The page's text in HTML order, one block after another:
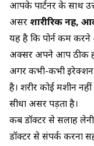
आपके पार्टनर के साथ
असर शारीरिक नहीं,
यह है कि पोर्न कम करने
अक्सर अपने आप ठीक
अगर कभी-कभी इरेक्शन
है। शरीर कोई मशीन
सीधा असर पड़ता है।
कब डॉक्टर से सलाह लेनी
डॉक्टर से संपर्क करना